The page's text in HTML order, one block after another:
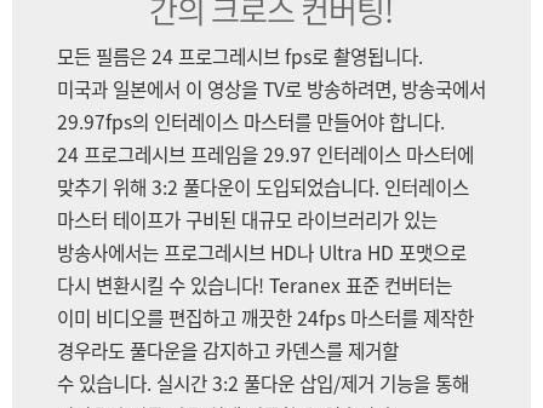
모든 필름은 24 프로그레시브 fps로 촬영됩니다.
미국과 일본에서 이 영상을 TV로 방송하려면, 방송국에서
29.97fps의 인터레이스 마스터를 만들어야 합니다.
24 프로그레시브 프레임을 29.97 인터레이스 마스터에
맞추기 위해 3:2 풀다운이 도입되었습니다. 인터레이스
마스터 테이프가 구비된 대규모 라이브러리가 있는
방송사에서는 프로그레시브 HD나 Ultra HD 포맷으로
다시 변환시킬 수 있습니다! Teranex 표준 컨버터는
이미 비디오를 편집하고 깨끗한 24fps 마스터를 제작한
경우라도 풀다운을 감지하고 카덴스를 제거할
수 있습니다. 실시간 3:2 풀다운 삽입/제거 기능을 통해